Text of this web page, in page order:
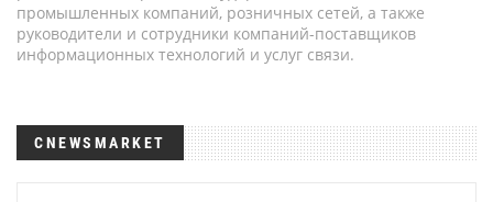
промышленных компаний, розничных сетей, а также
руководители и сотрудники компаний-поставщиков
информационных технологий и услуг связи.
CNEWSMARKET